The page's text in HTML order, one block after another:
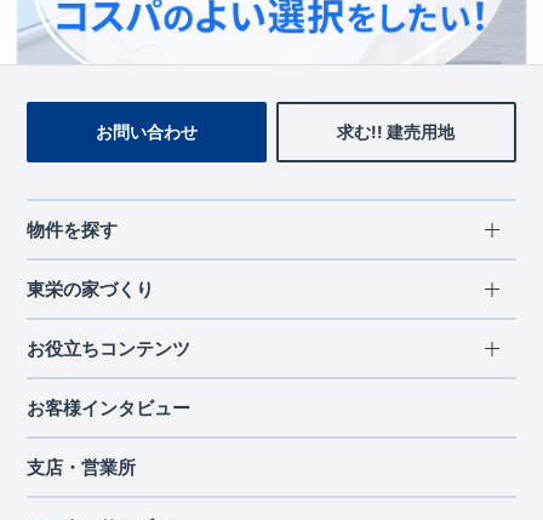
お問い合わせ 求む!! 建売用地
物件を探す
エリアから探す
北海道・東北
北海道
宮城県
千葉県
中部
東栄の家づくり
長期優良住宅
住宅性能評価書
ブルーミングガーデンは地震につよい<建物編>
お役立ちコンテンツ
ご契約までの道のり
現地見学ガイド
お客様インタビュー
支店・営業所